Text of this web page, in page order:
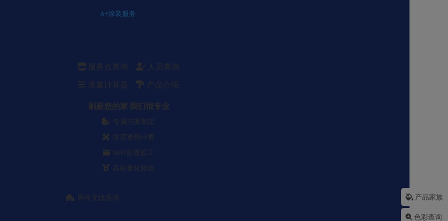
A+涂装服务
服务点查询
人员查询
漆量计算器
产品介绍
刷新您的家 我们很专业
专属方案制定
按需透明计费
WIFI直播监工
高标量化验收
两年无忧质保 产品家族
色彩查询